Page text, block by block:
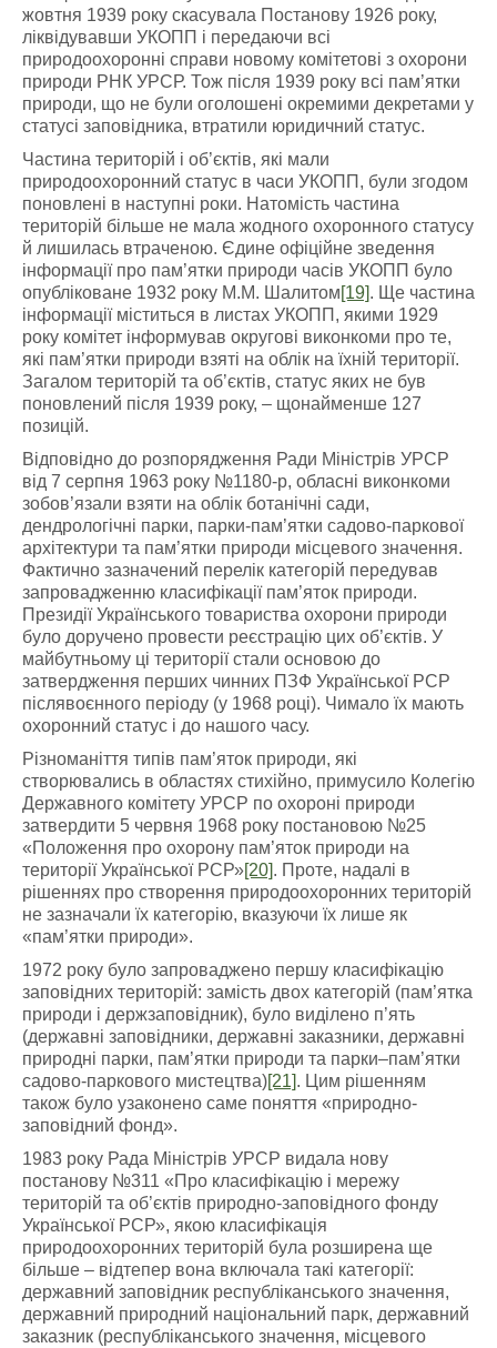
жовтня 1939 року скасувала Постанову 1926 року,
ліквідувавши УКОПП і передаючи всі
природоохоронні справи новому комітетові з охорони
природи РНК УРСР. Тож після 1939 року всі пам’ятки
природи, що не були оголошені окремими декретами у
статусі заповідника, втратили юридичний статус.
Частина територій і об’єктів, які мали
природоохоронний статус в часи УКОПП, були згодом
поновлені в наступні роки. Натомість частина
територій більше не мала жодного охоронного статусу
й лишилась втраченою. Єдине офіційне зведення
інформації про пам’ятки природи часів УКОПП було
опубліковане 1932 року М.М. Шалитом[19]. Ще частина
інформації міститься в листах УКОПП, якими 1929
року комітет інформував округові виконкоми про те,
які пам’ятки природи взяті на облік на їхній території.
Загалом територій та об’єктів, статус яких не був
поновлений після 1939 року, – щонайменше 127
позицій.
Відповідно до розпорядження Ради Міністрів УРСР
від 7 серпня 1963 року №1180-р, обласні виконкоми
зобов’язали взяти на облік ботанічні сади,
дендрологічні парки, парки-пам’ятки садово-паркової
архітектури та пам’ятки природи місцевого значення.
Фактично зазначений перелік категорій передував
запровадженню класифікації пам’яток природи.
Президії Українського товариства охорони природи
було доручено провести реєстрацію цих об’єктів. У
майбутньому ці території стали основою до
затвердження перших чинних ПЗФ Української РСР
післявоєнного періоду (у 1968 році). Чимало їх мають
охоронний статус і до нашого часу.
Різноманіття типів пам’яток природи, які
створювались в областях стихійно, примусило Колегію
Державного комітету УРСР по охороні природи
затвердити 5 червня 1968 року постановою №25
«Положення про охорону пам’яток природи на
території Української РСР»[20]. Проте, надалі в
рішеннях про створення природоохоронних територій
не зазначали їх категорію, вказуючи їх лише як
«пам’ятки природи».
1972 року було запроваджено першу класифікацію
заповідних територій: замість двох категорій (пам’ятка
природи і держзаповідник), було виділено п’ять
(державні заповідники, державні заказники, державні
природні парки, пам’ятки природи та парки–пам’ятки
садово-паркового мистецтва)[21]. Цим рішенням
також було узаконено саме поняття «природно-
заповідний фонд».
1983 року Рада Міністрів УРСР видала нову
постанову №311 «Про класифікацію і мережу
територій та об’єктів природно-заповідного фонду
Української РСР», якою класифікація
природоохоронних територій була розширена ще
більше – відтепер вона включала такі категорії:
державний заповідник республіканського значення,
державний природний національний парк, державний
заказник (республіканського значення, місцевого